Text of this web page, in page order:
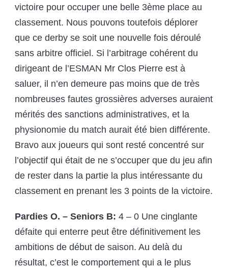
victoire pour occuper une belle 3ème place au
classement. Nous pouvons toutefois déplorer
que ce derby se soit une nouvelle fois déroulé
sans arbitre officiel. Si l’arbitrage cohérent du
dirigeant de l’ESMAN Mr Clos Pierre est à
saluer, il n’en demeure pas moins que de très
nombreuses fautes grossières adverses auraient
mérités des sanctions administratives, et la
physionomie du match aurait été bien différente.
Bravo aux joueurs qui sont resté concentré sur
l’objectif qui était de ne s’occuper que du jeu afin
de rester dans la partie la plus intéressante du
classement en prenant les 3 points de la victoire.
Pardies O. – Seniors B: 4 – 0 Une cinglante
défaite qui enterre peut être définitivement les
ambitions de début de saison. Au delà du
résultat, c’est le comportement qui a le plus